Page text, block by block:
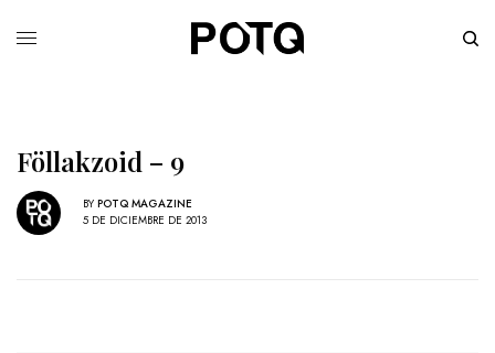
Föllakzoid – 9
BY POTQ MAGAZINE
5 DE DICIEMBRE DE 2013